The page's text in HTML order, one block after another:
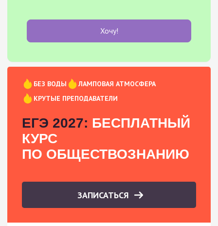
Хочу!
БЕЗ ВОДЫ
ЛАМПОВАЯ АТМОСФЕРА
КРУТЫЕ ПРЕПОДАВАТЕЛИ
ЕГЭ 2027: БЕСПЛАТНЫЙ
КУРС
ПО ОБЩЕСТВОЗНАНИЮ
ЗАПИСАТЬСЯ